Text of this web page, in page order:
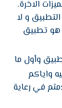
الاخرة.
و لا
هو تطبيق
وأول ما
واياكم
في رعاية